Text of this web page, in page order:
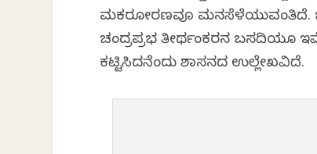
ಮಕರತೋರಣವೂ ಮನಸೆಳೆಯುವಂತಿದೆ.
ಚಂದ್ರಪ್ರಭ ತೀರ್ಥಂಕರನ ಬಸದಿಯೂ
ಕಟ್ಟಿಸಿದನೆಂದು ಶಾಸನದ ಉಲ್ಲೇಖವಿದೆ.